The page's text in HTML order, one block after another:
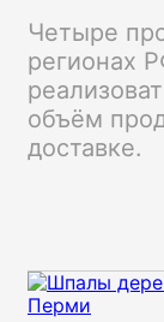
Четыре
регионах
объём
доставке.